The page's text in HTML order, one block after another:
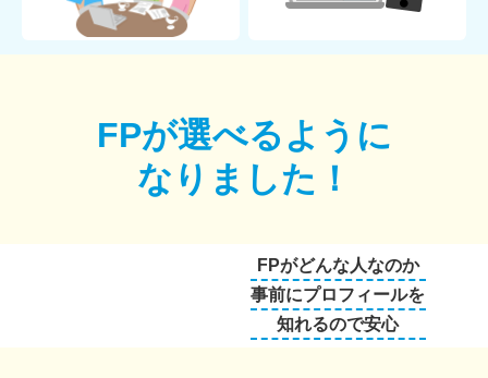
FPが選べるように
なりました！
FPがどんな人なのか
事前にプロフィールを
知れるので安心